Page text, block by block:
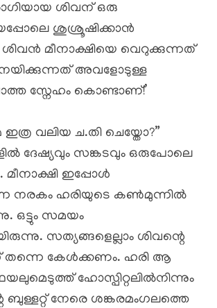
ശിവന് ഒരു
ശുശ്രൂഷിക്കാൻ
മീനാക്ഷിയെ വെറുക്കുന്നത്
അവളോടുള്ള
സ്നേഹം കൊണ്ടാണ്!’
വലിയ ച.തി ചെയ്തോ?”
ദേഷ്യവും സങ്കടവും ഒരുപോലെ
മീനാക്ഷി ഇപ്പോൾ
നരകം ഹരിയുടെ കൺമുന്നിൽ
ഒട്ടും സമയം
സത്യങ്ങളെല്ലാം ശിവന്റെ
തന്നെ കേൾക്കണം. ഹരി ആ
ഹോസ്പിറ്റലിൽനിന്നും
ബുള്ളറ്റ് നേരെ ശങ്കരമംഗലത്തെ